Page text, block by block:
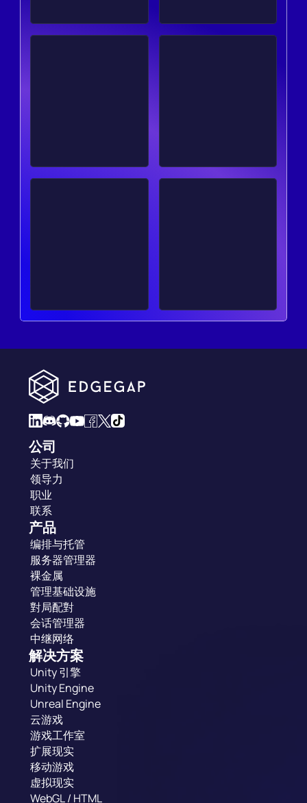
公司
关于我们
领导力
职业
联系
产品
编排与托管
服务器管理器
裸金属
管理基础设施
對局配對
会话管理器
中继网络
解决方案
Unity 引擎
Unity Engine
Unreal Engine
云游戏
游戏工作室
扩展现实
移动游戏
虚拟现实
WebGL / HTML